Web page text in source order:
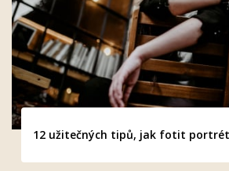
12 užitečných tipů, jak fotit portrét